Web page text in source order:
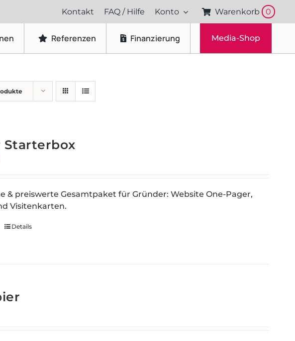
Kontakt FAQ / Hilfe Konto Warenkorb 0
Produktfotografie
Referenzen Finanzierung Media-Shop
Starterbox
& preiswerte Gesamtpaket für Gründer: Website One-Pager,
Visitenkarten.
Details